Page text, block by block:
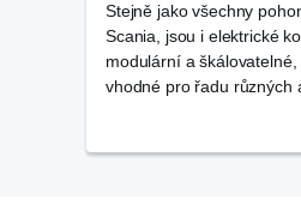
Stejně jako všechny
Scania, jsou i elektrické
modulární a
vhodné pro řadu různých